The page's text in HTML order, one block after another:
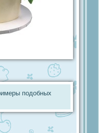
подобных